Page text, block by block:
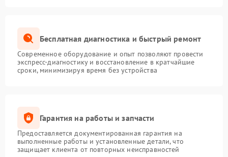
Бесплатная диагностика и быстрый ремонт
Современное оборудование и опыт позволяют провести
экспресс-диагностику и восстановление в кратчайшие
сроки, минимизируя время без устройства
Гарантия на работы и запчасти
Предоставляется документированная гарантия на
выполненные работы и установленные детали, что
защищает клиента от повторных неисправностей